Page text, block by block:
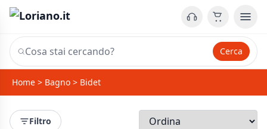
Cerca
Home > Bagno > Bidet
Filtro